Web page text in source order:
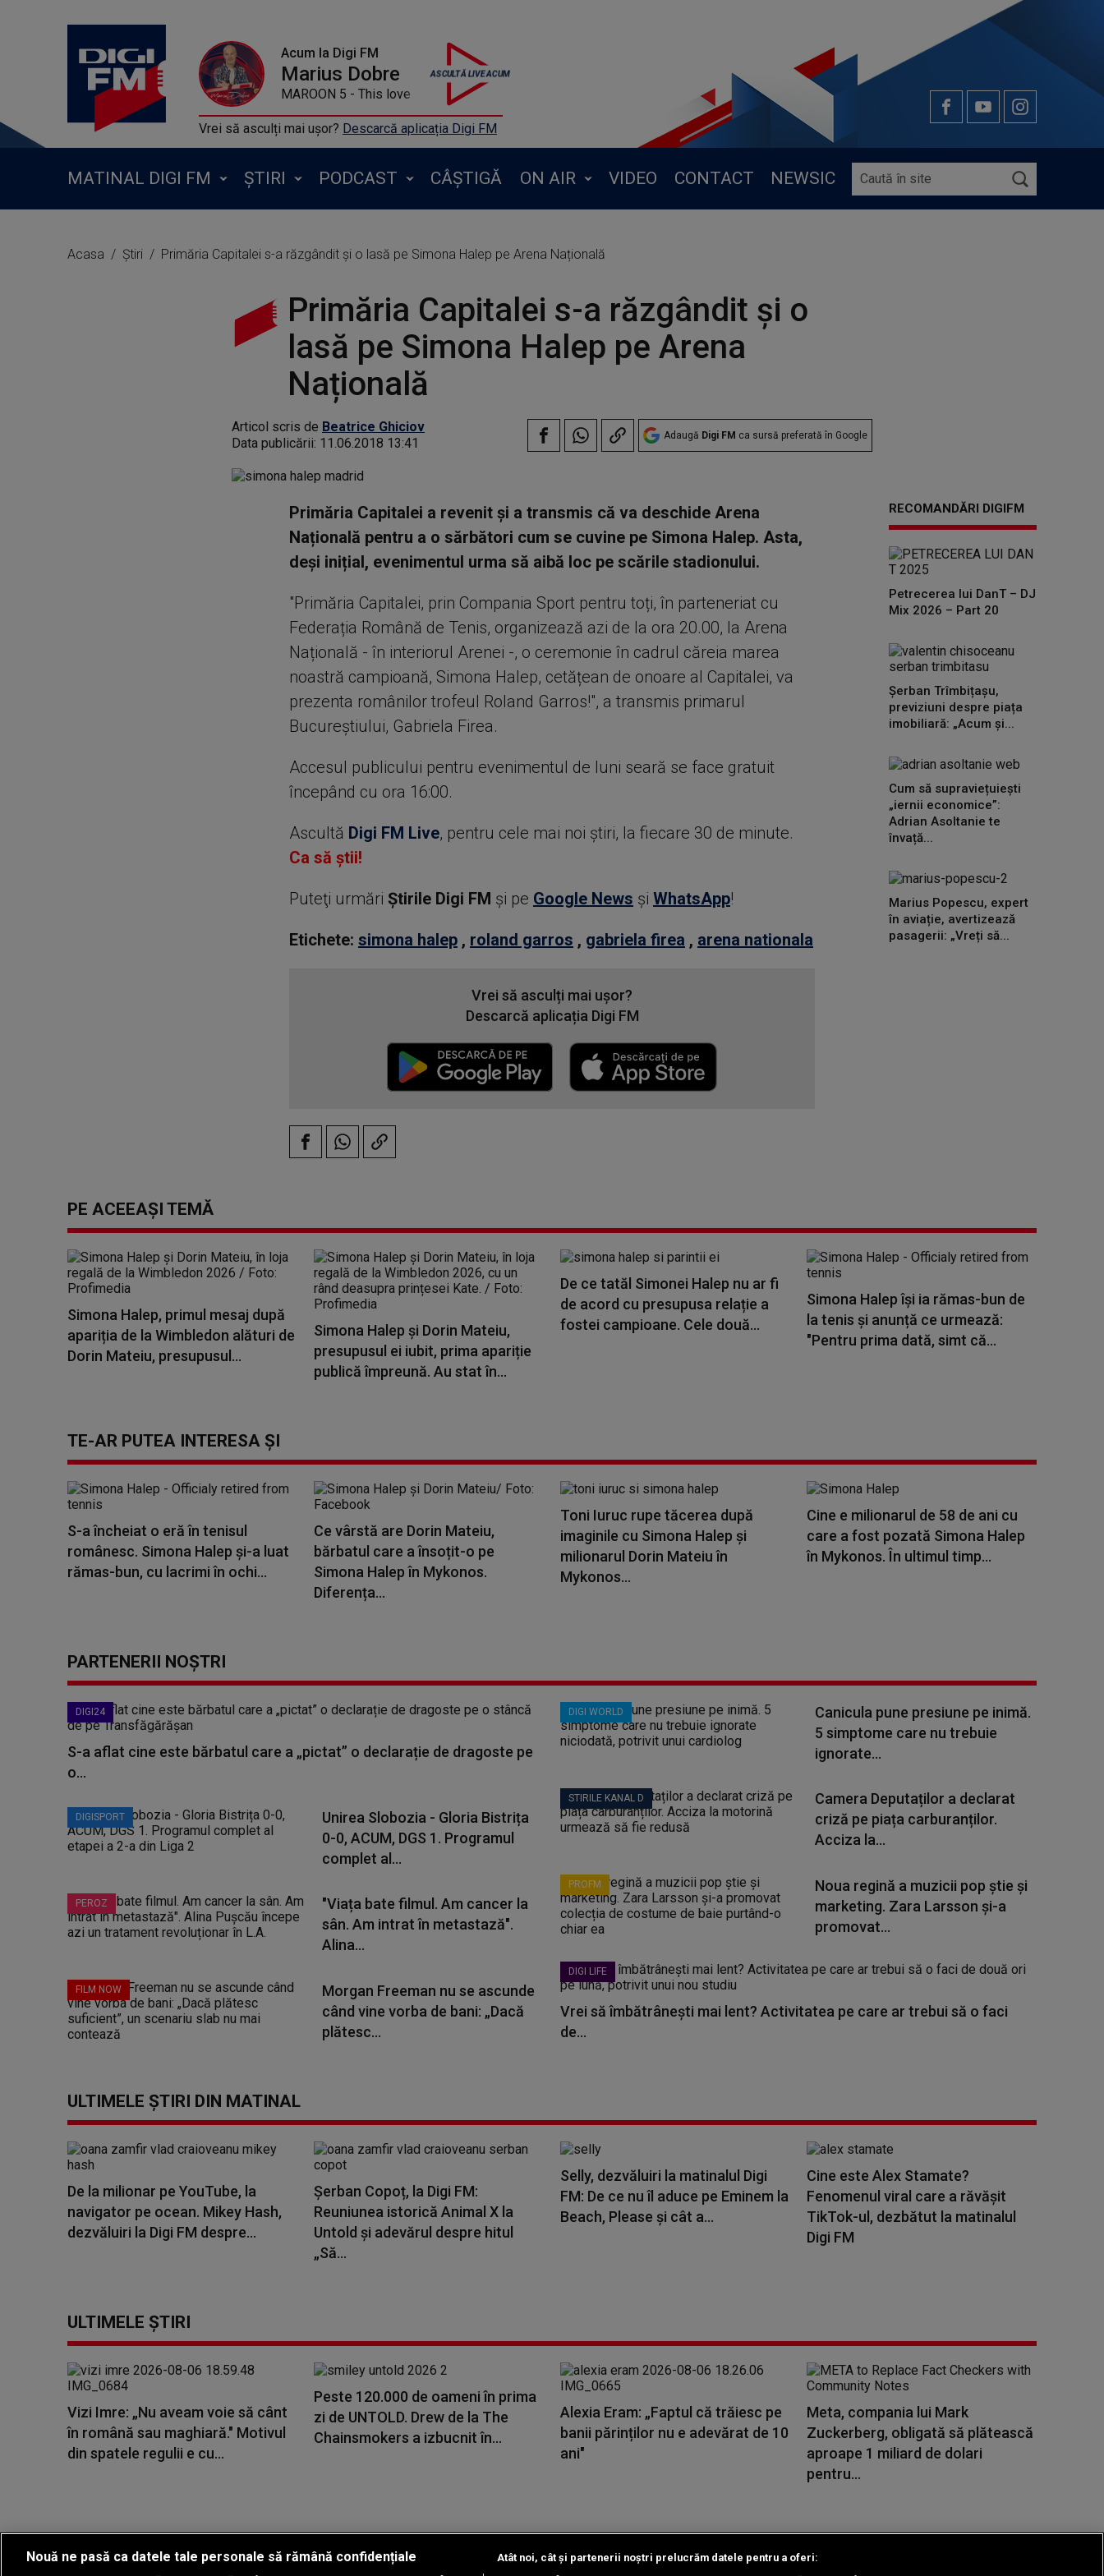
Acum la Digi FM
Marius Dobre
MAROON 5 - This love
Vrei să asculți mai ușor? Descarcă aplicația Digi FM
MATINAL DIGI FM ȘTIRI PODCAST CÂȘTIGĂ ON AIR VIDEO CONTACT NEWSIC
Acasa Știri Primăria Capitalei s-a răzgândit și o lasă pe Simona Halep pe Arena Națională
Primăria Capitalei s-a răzgândit și o
lasă pe Simona Halep pe Arena
Națională
Articol scris de Beatrice Ghiciov
Data publicării: 11.06.2018 13:41 Adaugă Digi FM ca sursă preferată în Google
Primăria Capitalei a revenit și a transmis că va deschide Arena
Națională pentru a o sărbători cum se cuvine pe Simona Halep. Asta,
deși inițial, evenimentul urma să aibă loc pe scările stadionului.
"Primăria Capitalei, prin Compania Sport pentru toți, în parteneriat cu
Federația Română de Tenis, organizează azi de la ora 20.00, la Arena
Națională - în interiorul Arenei -, o ceremonie în cadrul căreia marea
noastră campioană, Simona Halep, cetățean de onoare al Capitalei, va
prezenta românilor trofeul Roland Garros!", a transmis primarul
Bucureștiului, Gabriela Firea.
Accesul publicului pentru evenimentul de luni seară se face gratuit
începând cu ora 16:00.
Ascultă Digi FM Live, pentru cele mai noi știri, la fiecare 30 de minute.
Ca să știi!
Puteţi urmări Știrile Digi FM şi pe Google News şi WhatsApp!
Etichete: simona halep, roland garros , gabriela firea , arena nationala
Vrei să asculți mai ușor?
Descarcă aplicația Digi FM
RECOMANDĂRI DIGIFM
Petrecerea lui DanT – DJ
Mix 2026 – Part 20
Șerban Trîmbițașu,
previziuni despre piața
imobiliară: „Acum și...
Cum să supraviețuiești
„iernii economice”:
Adrian Asoltanie te
învață...
Marius Popescu, expert
în aviație, avertizează
pasagerii: „Vreți să...
PE ACEEAȘI TEMĂ
Simona Halep, primul mesaj după
apariția de la Wimbledon alături de
Dorin Mateiu, presupusul...
Simona Halep și Dorin Mateiu,
presupusul ei iubit, prima apariție
publică împreună. Au stat în...
De ce tatăl Simonei Halep nu ar fi
de acord cu presupusa relație a
fostei campioane. Cele două...
Simona Halep își ia rămas-bun de
la tenis și anunță ce urmează:
"Pentru prima dată, simt că...
TE-AR PUTEA INTERESA ȘI
S-a încheiat o eră în tenisul
românesc. Simona Halep și-a luat
rămas-bun, cu lacrimi în ochi...
Ce vârstă are Dorin Mateiu,
bărbatul care a însoțit-o pe
Simona Halep în Mykonos.
Diferența...
Toni Iuruc rupe tăcerea după
imaginile cu Simona Halep și
milionarul Dorin Mateiu în
Mykonos...
Cine e milionarul de 58 de ani cu
care a fost pozată Simona Halep
în Mykonos. În ultimul timp...
PARTENERII NOȘTRI
DIGI24
S-a aflat cine este bărbatul care a „pictat” o declarație de dragoste pe
o...
DIGISPORT
Unirea Slobozia - Gloria Bistrița
0-0, ACUM, DGS 1. Programul
complet al...
PEROZ
"Viața bate filmul. Am cancer la
sân. Am intrat în metastază".
Alina...
FILM NOW
Morgan Freeman nu se ascunde
când vine vorba de bani: „Dacă
plătesc...
DIGI WORLD
Canicula pune presiune pe inimă.
5 simptome care nu trebuie
ignorate...
STIRILE KANAL D
Camera Deputaților a declarat
criză pe piața carburanților.
Acciza la...
PROFM
Noua regină a muzicii pop știe și
marketing. Zara Larsson și-a
promovat...
DIGI LIFE
Vrei să îmbătrânești mai lent? Activitatea pe care ar trebui să o faci
de...
ULTIMELE ȘTIRI DIN MATINAL
De la milionar pe YouTube, la
navigator pe ocean. Mikey Hash,
dezvăluiri la Digi FM despre...
Șerban Copoț, la Digi FM:
Reuniunea istorică Animal X la
Untold și adevărul despre hitul
„Să...
Selly, dezvăluiri la matinalul Digi
FM: De ce nu îl aduce pe Eminem la
Beach, Please și cât a...
Cine este Alex Stamate?
Fenomenul viral care a răvășit
TikTok-ul, dezbătut la matinalul
Digi FM
ULTIMELE ȘTIRI
Vizi Imre: „Nu aveam voie să cânt
în română sau maghiară." Motivul
din spatele regulii e cu...
Peste 120.000 de oameni în prima
zi de UNTOLD. Drew de la The
Chainsmokers a izbucnit în...
Alexia Eram: „Faptul că trăiesc pe
banii părinților nu e adevărat de 10
ani"
Meta, compania lui Mark
Zuckerberg, obligată să plătească
aproape 1 miliard de dolari
pentru...
Copyright © 2026 / DIGI ROMANIA S.A.
Nouă ne pasă ca datele tale personale să rămână confidențiale Atât noi, cât și partenerii noștri prelucrăm datele pentru a oferi: